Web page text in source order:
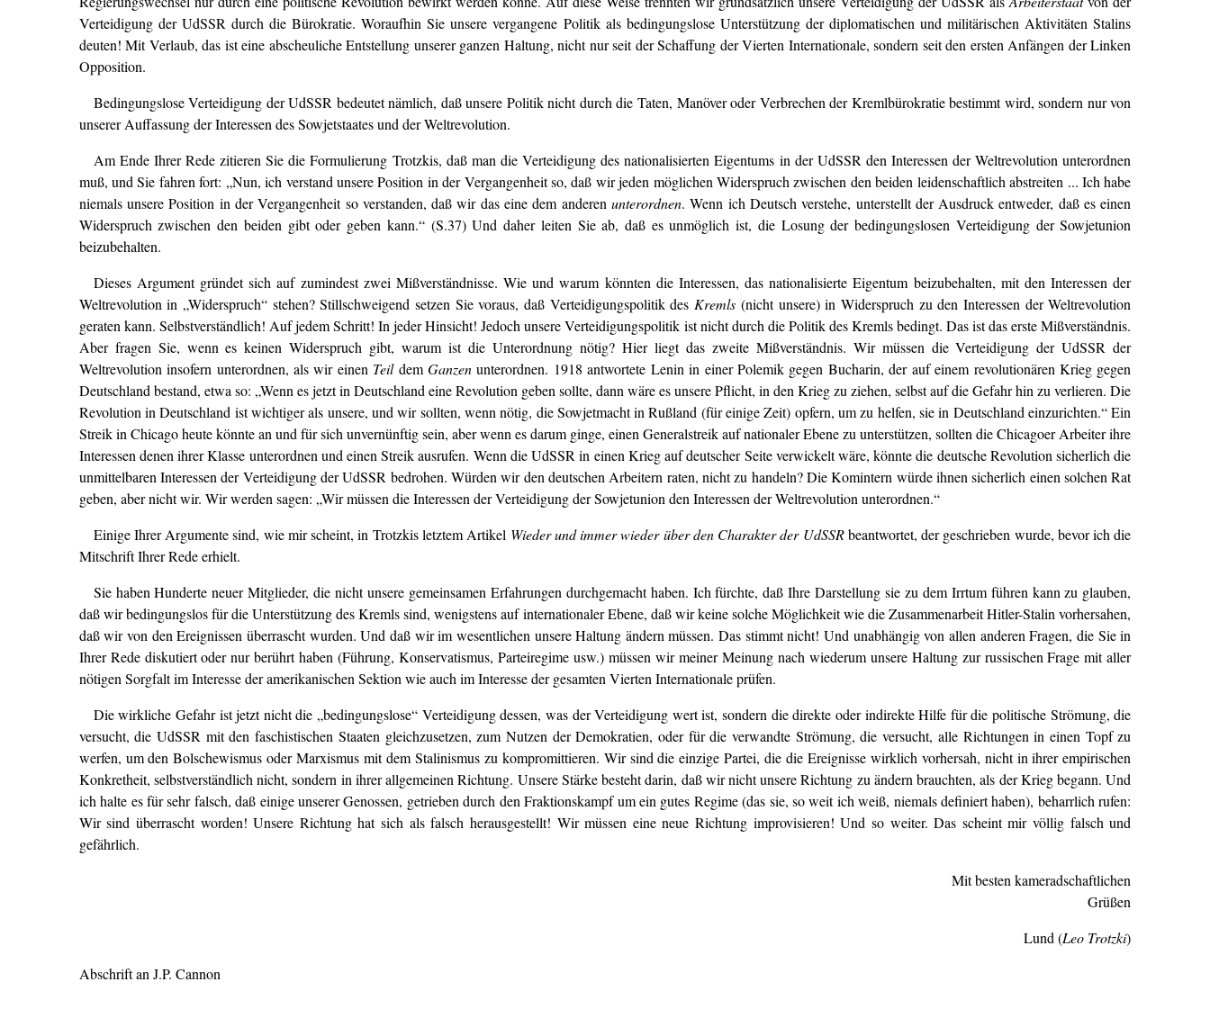
Verteidigung der UdSSR durch die Bürokratie. Woraufhin Sie unsere vergangene Politik als bedingungslose Unterstützung der diplomatischen und militärischen Aktivitäten Stalins
deuten! Mit Verlaub, das ist eine abscheuliche Entstellung unserer ganzen Haltung, nicht nur seit der Schaffung der Vierten Internationale, sondern seit den ersten Anfängen der Linken
Opposition.
Bedingungslose Verteidigung der UdSSR bedeutet nämlich, daß unsere Politik nicht durch die Taten, Manöver oder Verbrechen der Kremlbürokratie bestimmt wird, sondern nur von
unserer Auffassung der Interessen des Sowjetstaates und der Weltrevolution.
Am Ende Ihrer Rede zitieren Sie die Formulierung Trotzkis, daß man die Verteidigung des nationalisierten Eigentums in der UdSSR den Interessen der Weltrevolution unterordnen
muß, und Sie fahren fort: „Nun, ich verstand unsere Position in der Vergangenheit so, daß wir jeden möglichen Widerspruch zwischen den beiden leidenschaftlich abstreiten ... Ich habe
niemals unsere Position in der Vergangenheit so verstanden, daß wir das eine dem anderen unterordnen. Wenn ich Deutsch verstehe, unterstellt der Ausdruck entweder, daß es einen
Widerspruch zwischen den beiden gibt oder geben kann.“ (S.37) Und daher leiten Sie ab, daß es unmöglich ist, die Losung der bedingungslosen Verteidigung der Sowjetunion
beizubehalten.
Dieses Argument gründet sich auf zumindest zwei Mißverständnisse. Wie und warum könnten die Interessen, das nationalisierte Eigentum beizubehalten, mit den Interessen der
Weltrevolution in „Widerspruch“ stehen? Stillschweigend setzen Sie voraus, daß Verteidigungspolitik des Kremls (nicht unsere) in Widerspruch zu den Interessen der Weltrevolution
geraten kann. Selbstverständlich! Auf jedem Schritt! In jeder Hinsicht! Jedoch unsere Verteidigungspolitik ist nicht durch die Politik des Kremls bedingt. Das ist das erste Mißverständnis.
Aber fragen Sie, wenn es keinen Widerspruch gibt, warum ist die Unterordnung nötig? Hier liegt das zweite Mißverständnis. Wir müssen die Verteidigung der UdSSR der
Weltrevolution insofern unterordnen, als wir einen TeildemGanzen unterordnen. 1918 antwortete Lenin in einer Polemik gegen Bucharin, der auf einem revolutionären Krieg gegen
Deutschland bestand, etwa so: „Wenn es jetzt in Deutschland eine Revolution geben sollte, dann wäre es unsere Pflicht, in den Krieg zu ziehen, selbst auf die Gefahr hin zu verlieren. Die
Revolution in Deutschland ist wichtiger als unsere, und wir sollten, wenn nötig, die Sowjetmacht in Rußland (für einige Zeit) opfern, um zu helfen, sie in Deutschland einzurichten.“ Ein
Streik in Chicago heute könnte an und für sich unvernünftig sein, aber wenn es darum ginge, einen Generalstreik auf nationaler Ebene zu unterstützen, sollten die Chicagoer Arbeiter ihre
Interessen denen ihrer Klasse unterordnen und einen Streik ausrufen. Wenn die UdSSR in einen Krieg auf deutscher Seite verwickelt wäre, könnte die deutsche Revolution sicherlich die
unmittelbaren Interessen der Verteidigung der UdSSR bedrohen. Würden wir den deutschen Arbeitern raten, nicht zu handeln? Die Komintern würde ihnen sicherlich einen solchen Rat
geben, aber nicht wir. Wir werden sagen: „Wir müssen die Interessen der Verteidigung der Sowjetunion den Interessen der Weltrevolution unterordnen.“
Einige Ihrer Argumente sind, wie mir scheint, in Trotzkis letztem Artikel Wieder und immer wieder über den Charakter der UdSSRbeantwortet, der geschrieben wurde, bevor ich die
Mitschrift Ihrer Rede erhielt.
Sie haben Hunderte neuer Mitglieder, die nicht unsere gemeinsamen Erfahrungen durchgemacht haben. Ich fürchte, daß Ihre Darstellung sie zu dem Irrtum führen kann zu glauben,
daß wir bedingungslos für die Unterstützung des Kremls sind, wenigstens auf internationaler Ebene, daß wir keine solche Möglichkeit wie die Zusammenarbeit Hitler-Stalin vorhersahen,
daß wir von den Ereignissen überrascht wurden. Und daß wir im wesentlichen unsere Haltung ändern müssen. Das stimmt nicht! Und unabhängig von allen anderen Fragen, die Sie in
Ihrer Rede diskutiert oder nur berührt haben (Führung, Konservatismus, Parteiregime usw.) müssen wir meiner Meinung nach wiederum unsere Haltung zur russischen Frage mit aller
nötigen Sorgfalt im Interesse der amerikanischen Sektion wie auch im Interesse der gesamten Vierten Internationale prüfen.
Die wirkliche Gefahr ist jetzt nicht die „bedingungslose“ Verteidigung dessen, was der Verteidigung wert ist, sondern die direkte oder indirekte Hilfe für die politische Strömung, die
versucht, die UdSSR mit den faschistischen Staaten gleichzusetzen, zum Nutzen der Demokratien, oder für die verwandte Strömung, die versucht, alle Richtungen in einen Topf zu
werfen, um den Bolschewismus oder Marxismus mit dem Stalinismus zu kompromittieren. Wir sind die einzige Partei, die die Ereignisse wirklich vorhersah, nicht in ihrer empirischen
Konkretheit, selbstverständlich nicht, sondern in ihrer allgemeinen Richtung. Unsere Stärke besteht darin, daß wir nicht unsere Richtung zu ändern brauchten, als der Krieg begann. Und
ich halte es für sehr falsch, daß einige unserer Genossen, getrieben durch den Fraktionskampf um ein gutes Regime (das sie, so weit ich weiß, niemals definiert haben), beharrlich rufen:
Wir sind überrascht worden! Unsere Richtung hat sich als falsch herausgestellt! Wir müssen eine neue Richtung improvisieren! Und so weiter. Das scheint mir völlig falsch und
gefährlich.
Mit besten kameradschaftlichen
Grüßen
Lund (Leo Trotzki)
Abschrift an J.P. Cannon